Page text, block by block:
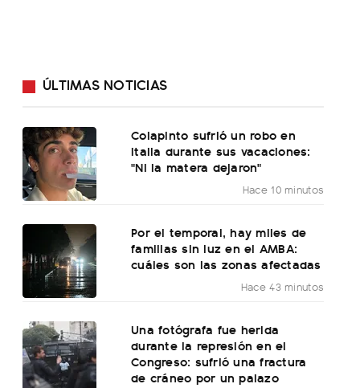
ÚLTIMAS NOTICIAS
Colapinto sufrió un robo en
Italia durante sus vacaciones:
"Ni la matera dejaron"
Hace 10 minutos
Por el temporal, hay miles de
familias sin luz en el AMBA:
cuáles son las zonas afectadas
Hace 43 minutos
Una fotógrafa fue herida
durante la represión en el
Congreso: sufrió una fractura
de cráneo por un palazo